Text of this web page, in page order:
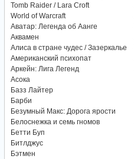
Tomb Raider / Lara Croft
World of Warcraft
Аватар: Легенда об Аанге
Аквамен
Алиса в стране чудес / Зазеркалье
Американский психопат
Аркейн: Лига Легенд
Асока
Базз Лайтер
Барби
Безумный Макс: Дорога ярости
Белоснежка и семь гномов
Бетти Буп
Битлджус
Бэтмен